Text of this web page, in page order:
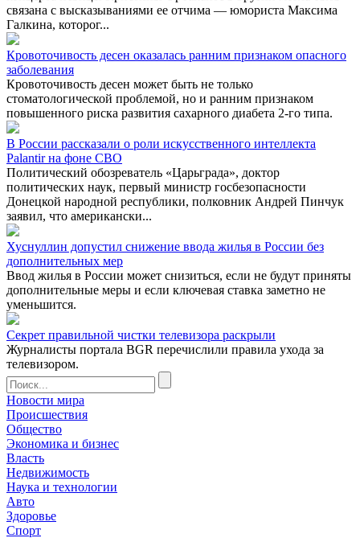
связана с высказываниями ее отчима — юмориста Максима
Галкина, которог...
Кровоточивость десен оказалась ранним признаком опасного
заболевания
Кровоточивость десен может быть не только
стоматологической проблемой, но и ранним признаком
повышенного риска развития сахарного диабета 2-го типа.
В России рассказали о роли искусственного интеллекта
Palantir на фоне СВО
Политический обозреватель «Царьграда», доктор
политических наук, первый министр госбезопасности
Донецкой народной республики, полковник Андрей Пинчук
заявил, что американски...
Хуснуллин допустил снижение ввода жилья в России без
дополнительных мер
Ввод жилья в России может снизиться, если не будут приняты
дополнительные меры и если ключевая ставка заметно не
уменьшится.
Секрет правильной чистки телевизора раскрыли
Журналисты портала BGR перечислили правила ухода за
телевизором.
Новости мира
Происшествия
Общество
Экономика и бизнес
Власть
Недвижимость
Наука и технологии
Авто
Здоровье
Спорт